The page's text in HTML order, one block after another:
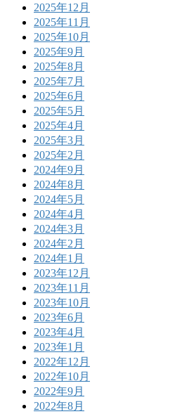
2025年12月
2025年11月
2025年10月
2025年9月
2025年8月
2025年7月
2025年6月
2025年5月
2025年4月
2025年3月
2025年2月
2024年9月
2024年8月
2024年5月
2024年4月
2024年3月
2024年2月
2024年1月
2023年12月
2023年11月
2023年10月
2023年6月
2023年4月
2023年1月
2022年12月
2022年10月
2022年9月
2022年8月